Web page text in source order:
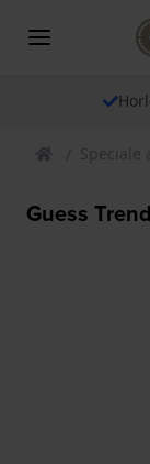
Speciale
Guess